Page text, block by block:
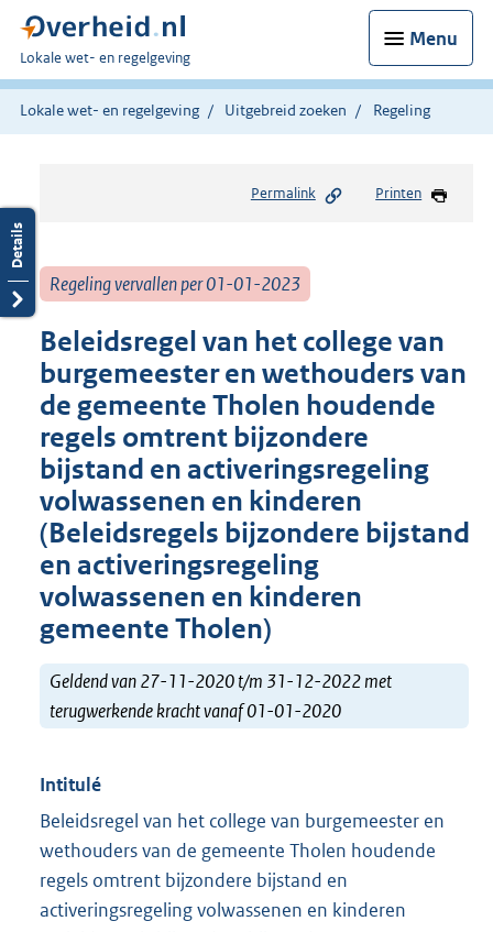
Menu
U
bent
hier:
Lokale wet- en regelgeving
Lokale wet- en regelgeving Uitgebreid zoeken Regeling
Permalink Printen
Regeling vervallen per 01-01-2023
Beleidsregel van het college van
burgemeester en wethouders van
de gemeente Tholen houdende
regels omtrent bijzondere
bijstand en activeringsregeling
volwassenen en kinderen
(Beleidsregels bijzondere bijstand
en activeringsregeling
volwassenen en kinderen
gemeente Tholen)
Geldend van 27-11-2020 t/m 31-12-2022 met
terugwerkende kracht vanaf 01-01-2020
Intitulé
Beleidsregel van het college van burgemeester en
wethouders van de gemeente Tholen houdende
regels omtrent bijzondere bijstand en
activeringsregeling volwassenen en kinderen